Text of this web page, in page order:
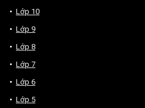
Lớp 10
Lớp 9
Lớp 8
Lớp 7
Lớp 6
Lớp 5